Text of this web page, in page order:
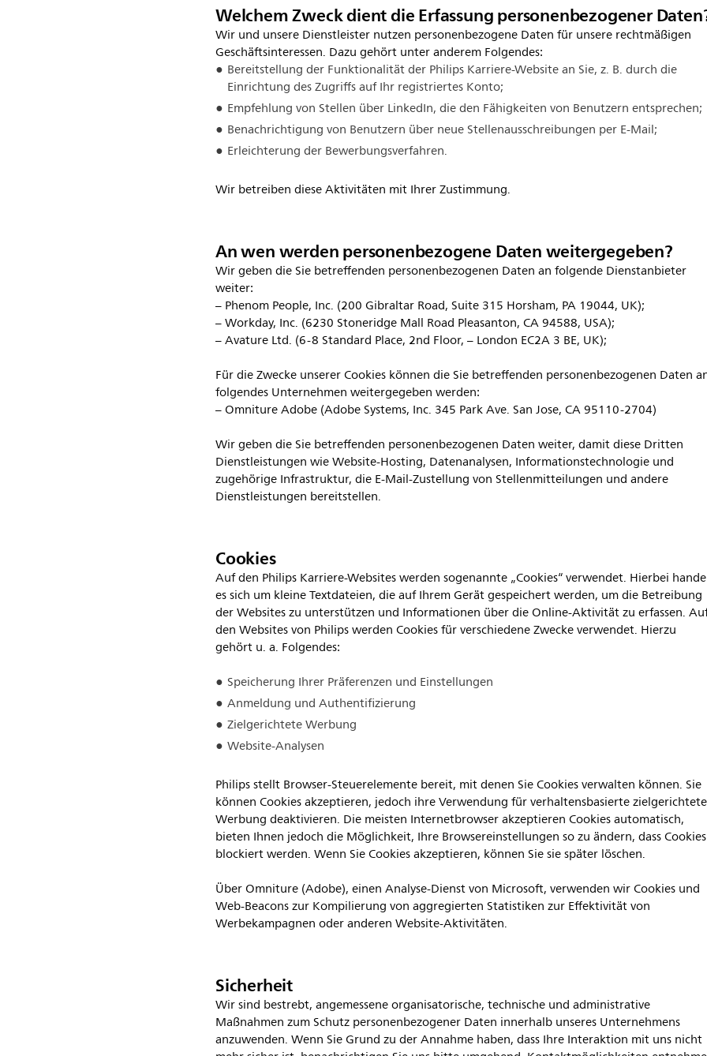
Welchem Zweck dient die Erfassung personenbezogener
Wir und unsere Dienstleister nutzen personenbezogene Daten für unsere rechtmäßigen
Geschäftsinteressen. Dazu gehört unter anderem Folgendes:
Bereitstellung der Funktionalität der Philips Karriere-Website an Sie, z. B. durch die
Einrichtung des Zugriffs auf Ihr registriertes Konto;
Empfehlung von Stellen über LinkedIn, die den Fähigkeiten von Benutzern entsprechen;
Benachrichtigung von Benutzern über neue Stellenausschreibungen per E-Mail;
Erleichterung der Bewerbungsverfahren.
Wir betreiben diese Aktivitäten mit Ihrer Zustimmung.
An wen werden personenbezogene Daten weitergegeben?
Wir geben die Sie betreffenden personenbezogenen Daten an folgende Dienstanbieter
weiter:
– Phenom People, Inc. (200 Gibraltar Road, Suite 315 Horsham, PA 19044, UK);
– Workday, Inc. (6230 Stoneridge Mall Road Pleasanton, CA 94588, USA);
– Avature Ltd. (6-8 Standard Place, 2nd Floor, – London EC2A 3 BE, UK);
Für die Zwecke unserer Cookies können die Sie betreffenden personenbezogenen Daten
folgendes Unternehmen weitergegeben werden:
– Omniture Adobe (Adobe Systems, Inc. 345 Park Ave. San Jose, CA 95110-2704)
Wir geben die Sie betreffenden personenbezogenen Daten weiter, damit diese Dritten
Dienstleistungen wie Website-Hosting, Datenanalysen, Informationstechnologie und
zugehörige Infrastruktur, die E-Mail-Zustellung von Stellenmitteilungen und andere
Dienstleistungen bereitstellen.
Cookies
Auf den Philips Karriere-Websites werden sogenannte „Cookies“ verwendet. Hierbei
es sich um kleine Textdateien, die auf Ihrem Gerät gespeichert werden, um die Betreibung
der Websites zu unterstützen und Informationen über die Online-Aktivität zu erfassen.
den Websites von Philips werden Cookies für verschiedene Zwecke verwendet. Hierzu
gehört u. a. Folgendes:
Speicherung Ihrer Präferenzen und Einstellungen
Anmeldung und Authentifizierung
Zielgerichtete Werbung
Website-Analysen
Philips stellt Browser-Steuerelemente bereit, mit denen Sie Cookies verwalten können. Sie
können Cookies akzeptieren, jedoch ihre Verwendung für verhaltensbasierte zielgerichtete
Werbung deaktivieren. Die meisten Internetbrowser akzeptieren Cookies automatisch,
bieten Ihnen jedoch die Möglichkeit, Ihre Browsereinstellungen so zu ändern, dass Cookies
blockiert werden. Wenn Sie Cookies akzeptieren, können Sie sie später löschen.
Über Omniture (Adobe), einen Analyse-Dienst von Microsoft, verwenden wir Cookies und
Web-Beacons zur Kompilierung von aggregierten Statistiken zur Effektivität von
Werbekampagnen oder anderen Website-Aktivitäten.
Sicherheit
Wir sind bestrebt, angemessene organisatorische, technische und administrative
Maßnahmen zum Schutz personenbezogener Daten innerhalb unseres Unternehmens
anzuwenden. Wenn Sie Grund zu der Annahme haben, dass Ihre Interaktion mit uns nicht